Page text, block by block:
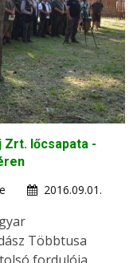
Zrt. lőcsapata -
2016.09.01.
Többtusa